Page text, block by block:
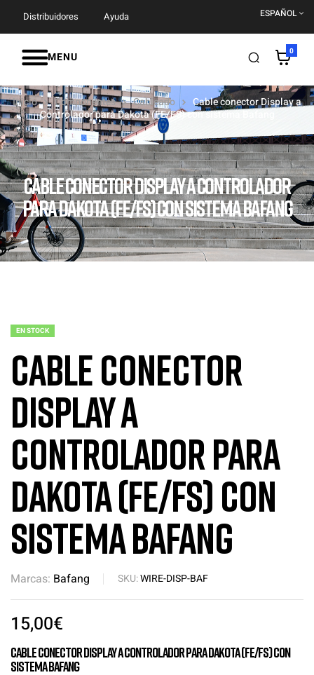
Distribuidores Ayuda ESPAÑOL
MENU 0
CABLE CONECTOR DISPLAY A CONTROLADOR
PARA DAKOTA (FE/FS) CON SISTEMA BAFANG
Inicio Componentes Cableado
Cable conector Display a
Controlador para Dakota (FE/FS) con sistema Bafang
EN STOCK
Cable conector
Display a
Controlador para
Dakota (FE/FS) con
sistema Bafang
Marcas: Bafang SKU:WIRE-DISP-BAF
15,00€
Cable conector Display a Controlador para Dakota (FE/FS) con
sistema Bafang